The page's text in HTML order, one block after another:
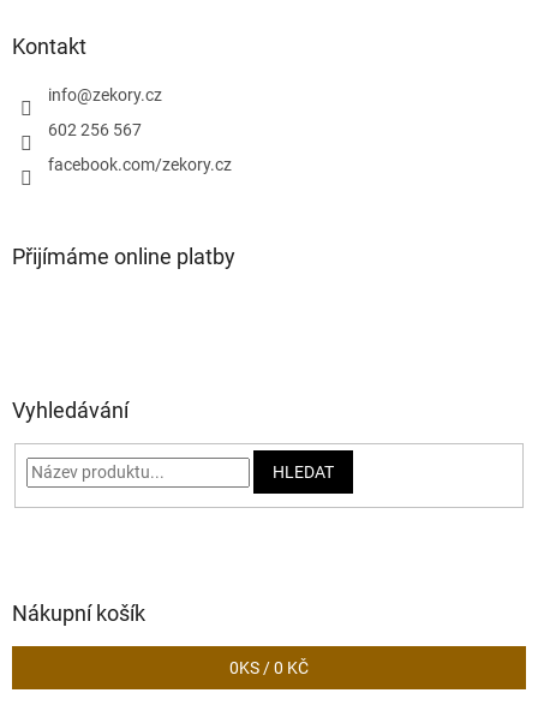
Kontakt
info@zekory.cz
602 256 567
facebook.com/zekory.cz
Přijímáme online platby
Vyhledávání
HLEDAT
Nákupní košík
0KS /0 KČ